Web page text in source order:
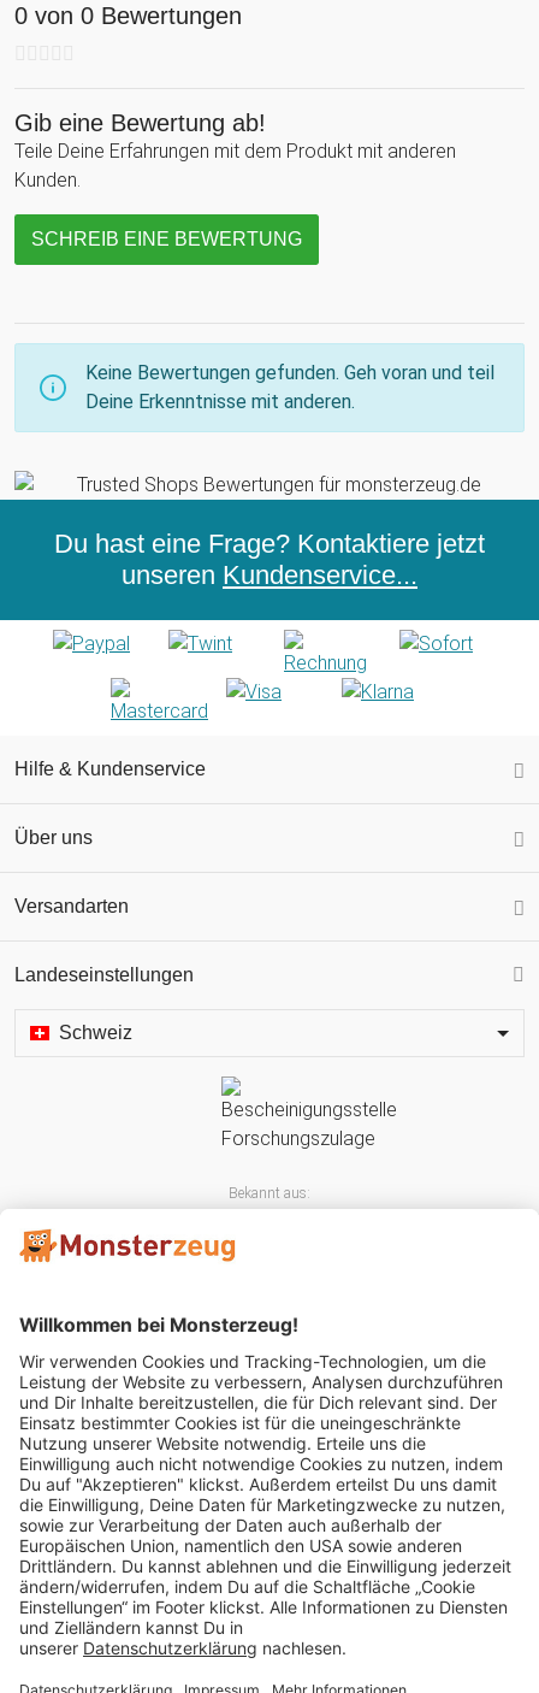
0 von 0 Bewertungen
Gib eine Bewertung ab!
Teile Deine Erfahrungen mit dem Produkt mit anderen
Kunden.
SCHREIB EINE BEWERTUNG
Keine Bewertungen gefunden. Geh voran und teil
Deine Erkenntnisse mit anderen.
Du hast eine Frage? Kontaktiere jetzt
unseren Kundenservice...
Hilfe & Kundenservice
Über uns
Versandarten
Landeseinstellungen
Schweiz
Bekannt aus:
Mitglied im:
Impressum AGB Widerrufsbelehrung